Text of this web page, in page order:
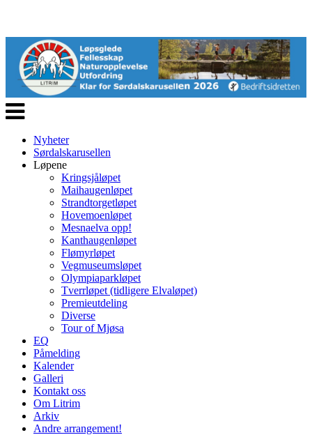
Veksle
navigasjon
Nyheter
Sørdalskarusellen
Løpene
Kringsjåløpet
Maihaugenløpet
Strandtorgetløpet
Hovemoenløpet
Mesnaelva opp!
Kanthaugenløpet
Flømyrløpet
Vegmuseumsløpet
Olympiaparkløpet
Tverrløpet (tidligere Elvaløpet)
Premieutdeling
Diverse
Tour of Mjøsa
EQ
Påmelding
Kalender
Galleri
Kontakt oss
Om Litrim
Arkiv
Andre arrangement!